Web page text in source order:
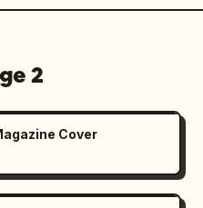
2
Cover